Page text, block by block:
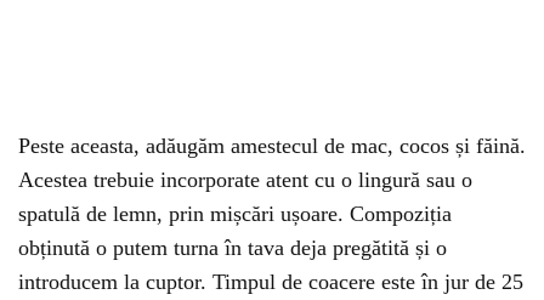
Peste aceasta, adăugăm amestecul de mac, cocos și făină.
Acestea trebuie incorporate atent cu o lingură sau o
spatulă de lemn, prin mișcări ușoare. Compoziția
obținută o putem turna în tava deja pregătită și o
introducem la cuptor. Timpul de coacere este în jur de 25